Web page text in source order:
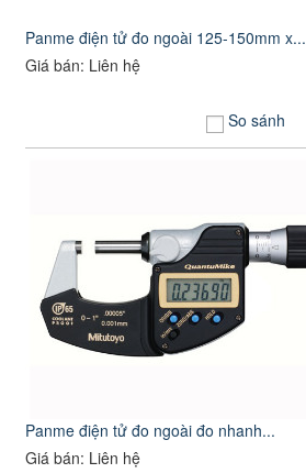
Panme điện tử đo ngoài 125-150mm x...
Giá bán: Liên hệ
So sánh
Panme điện tử đo ngoài đo nhanh...
Giá bán: Liên hệ